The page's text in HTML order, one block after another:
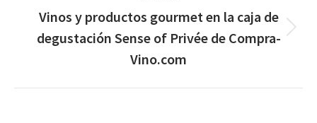
Publicación
Vinos y productos gourmet en la caja de
degustación Sense of Privée de Compra-
Vino.com